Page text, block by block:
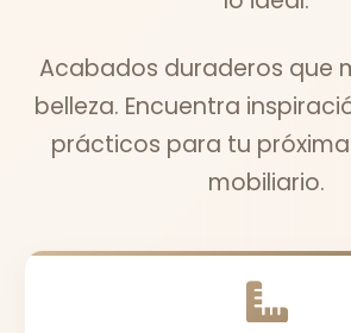
Acabados duraderos que
belleza. Encuentra
prácticos para tu
mobiliario.